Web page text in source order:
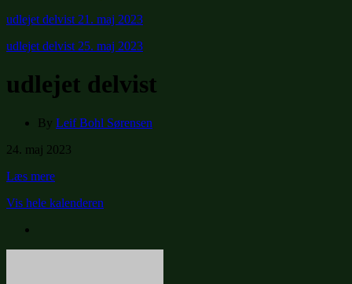
udlejet delvist 21. maj 2023
udlejet delvist 25. maj 2023
udlejet delvist
By Leif Bohl Sørensen
udlejet
24. maj 2023
Læs mere
Vis hele kalenderen